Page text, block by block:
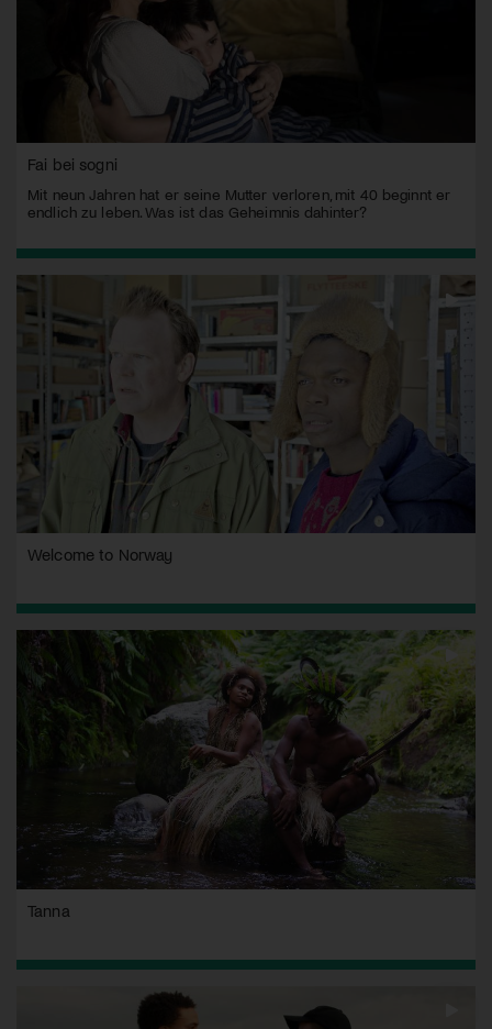
Fai bei sogni
Mit neun Jahren hat er seine Mutter verloren, mit 40 beginnt er
endlich zu leben. Was ist das Geheimnis dahinter?
Welcome to Norway
Tanna